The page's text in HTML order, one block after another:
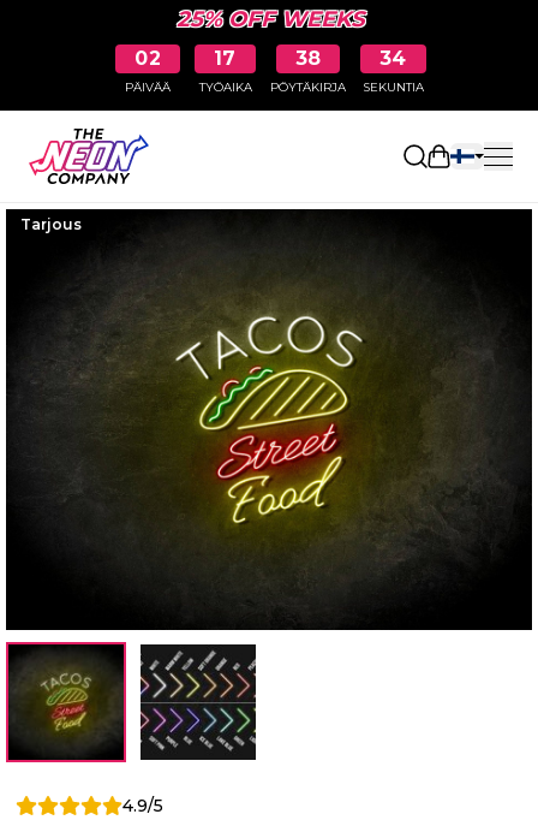
25% OFF WEEKS
02
PÄIVÄÄ
17
TYÖAIKA
38
PÖYTÄKIRJA
33
SEKUNTIA
Avaa
Tarjous
4.9/5